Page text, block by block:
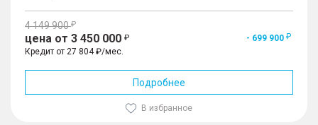
4 149 900
цена от 3 450 000
- 699 900
Кредит от 27 804 ₽/мес.
Подробнее
В избранное